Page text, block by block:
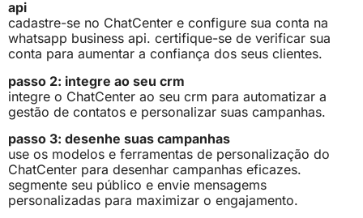
api
cadastre-se no ChatCenter e configure sua conta na
whatsapp business api. certifique-se de verificar sua
conta para aumentar a confiança dos seus clientes.
passo 2: integre ao seu crm
integre o ChatCenter ao seu crm para automatizar a
gestão de contatos e personalizar suas campanhas.
passo 3: desenhe suas campanhas
use os modelos e ferramentas de personalização do
ChatCenter para desenhar campanhas eficazes.
segmente seu público e envie mensagems
personalizadas para maximizar o engajamento.